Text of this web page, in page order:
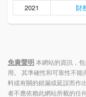
2021
財
免責聲明本網站的資訊，
用。 其準確性和可靠性不
料或有關的錯漏或延誤而作
者不應依賴此網站所載的任